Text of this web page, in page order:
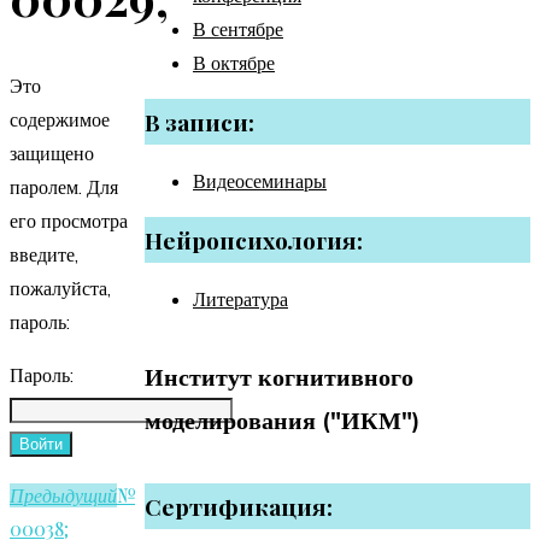
Это
содержимое
защищено
паролем. Для
его просмотра
введите,
пожалуйста,
пароль:
Пароль:
В сентябре
В октябре
В записи:
Видеосеминары
Нейропсихология:
Литература
Институт когнитивного
моделирования ("ИКМ")
Сертификация:
Предыдущий№
00038;